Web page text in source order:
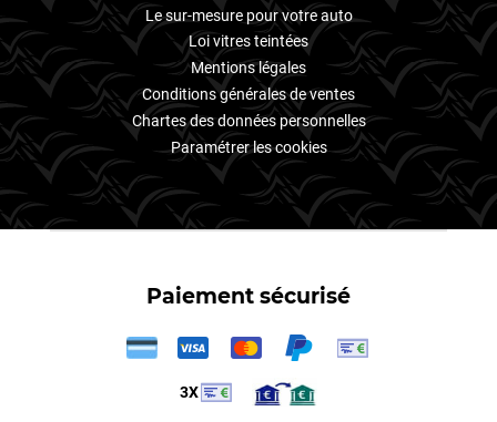
Le sur-mesure pour votre auto
Loi vitres teintées
Mentions légales
Conditions générales de ventes
Chartes des données personnelles
Paramétrer les cookies
Paiement sécurisé
3X